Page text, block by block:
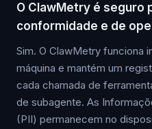
O ClawMetry é seguro
conformidade e de
Sim. O ClawMetry funciona
máquina e mantém um
cada chamada de
de subagente. As
(PII) permanecem no